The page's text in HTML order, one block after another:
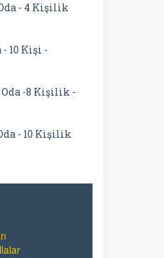
- 4 Kişilik
10 Kişi -
-8 Kişilik -
- 10 Kişilik